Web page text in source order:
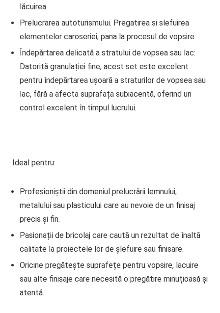
lăcuirea.
Prelucrarea autoturismului. Pregatirea si slefuirea
elementelor caroseriei, pana la procesul de vopsire.
Îndepărtarea delicată a stratului de vopsea sau lac:
Datorită granulației fine, acest set este excelent
pentru îndepărtarea ușoară a straturilor de vopsea sau
lac, fără a afecta suprafața subiacentă, oferind un
control excelent în timpul lucrului.
Ideal pentru:
Profesioniștii din domeniul prelucrării lemnului,
metalului sau plasticului care au nevoie de un finisaj
precis și fin.
Pasionații de bricolaj care caută un rezultat de înaltă
calitate la proiectele lor de șlefuire sau finisare.
Oricine pregătește suprafețe pentru vopsire, lacuire
sau alte finisaje care necesită o pregătire minuțioasă și
atentă.